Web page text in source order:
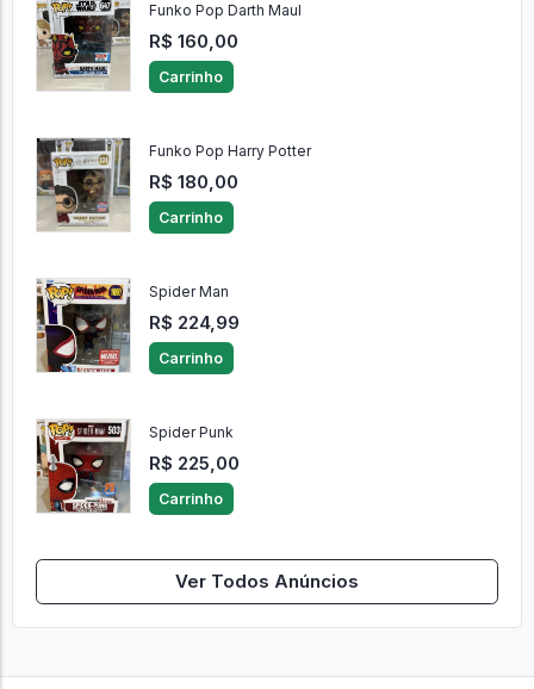
Funko Pop Darth Maul
R$ 160,00
Carrinho
Funko Pop Harry Potter
R$ 180,00
Carrinho
Spider Man
R$ 224,99
Carrinho
Spider Punk
R$ 225,00
Carrinho
Ver Todos Anúncios